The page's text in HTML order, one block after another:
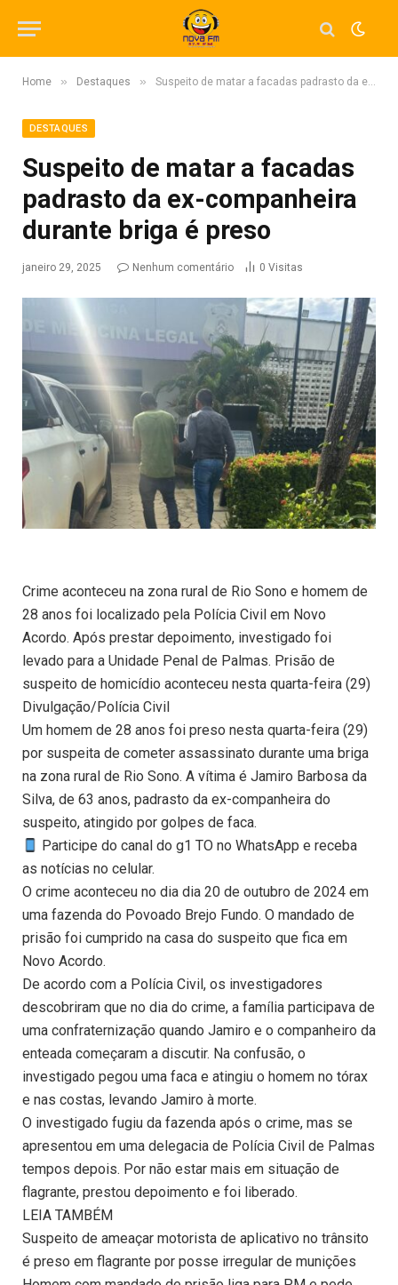
Home » Destaques » Suspeito de matar a facadas padrasto da ex-companheira durante briga é preso
DESTAQUES
Suspeito de matar a facadas
padrasto da ex-companheira
durante briga é preso
janeiro 29, 2025 Nenhum comentário 0 Visitas
Crime aconteceu na zona rural de Rio Sono e homem de
28 anos foi localizado pela Polícia Civil em Novo
Acordo. Após prestar depoimento, investigado foi
levado para a Unidade Penal de Palmas. Prisão de
suspeito de homicídio aconteceu nesta quarta-feira (29)
Divulgação/Polícia Civil
Um homem de 28 anos foi preso nesta quarta-feira (29)
por suspeita de cometer assassinato durante uma briga
na zona rural de Rio Sono. A vítima é Jamiro Barbosa da
Silva, de 63 anos, padrasto da ex-companheira do
suspeito, atingido por golpes de faca.
Participe do canal do g1 TO no WhatsApp e receba
as notícias no celular.
O crime aconteceu no dia dia 20 de outubro de 2024 em
uma fazenda do Povoado Brejo Fundo. O mandado de
prisão foi cumprido na casa do suspeito que fica em
Novo Acordo.
De acordo com a Polícia Civil, os investigadores
descobriram que no dia do crime, a família participava de
uma confraternização quando Jamiro e o companheiro da
enteada começaram a discutir. Na confusão, o
investigado pegou uma faca e atingiu o homem no tórax
e nas costas, levando Jamiro à morte.
O investigado fugiu da fazenda após o crime, mas se
apresentou em uma delegacia de Polícia Civil de Palmas
tempos depois. Por não estar mais em situação de
flagrante, prestou depoimento e foi liberado.
LEIA TAMBÉM
Suspeito de ameaçar motorista de aplicativo no trânsito
é preso em flagrante por posse irregular de munições